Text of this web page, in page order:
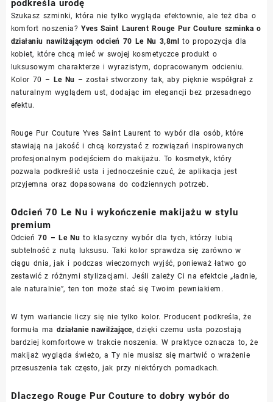
podkreśla urodę
Szukasz szminki, która nie tylko wygląda efektownie, ale też dba o
komfort noszenia?Yves Saint Laurent Rouge Pur Couture szminka o
działaniu nawilżającym odcień 70 Le Nu 3,8ml to propozycja dla
kobiet, które chcą mieć w swojej kosmetyczce produkt o
luksusowym charakterze i wyrazistym, dopracowanym odcieniu.
Kolor 70 – Le Nu – został stworzony tak, aby pięknie współgrał z
naturalnym wyglądem ust, dodając im elegancji bez przesadnego
efektu.
Rouge Pur Couture Yves Saint Laurent to wybór dla osób, które
stawiają na jakość i chcą korzystać z rozwiązań inspirowanych
profesjonalnym podejściem do makijażu. To kosmetyk, który
pozwala podkreślić usta i jednocześnie czuć, że aplikacja jest
przyjemna oraz dopasowana do codziennych potrzeb.
Odcień 70 Le Nu i wykończenie makijażu w stylu
premium
Odcień70 – Le Nu to klasyczny wybór dla tych, którzy lubią
subtelność z nutą luksusu. Taki kolor sprawdza się zarówno w
ciągu dnia, jak i podczas wieczornych wyjść, ponieważ łatwo go
zestawić z różnymi stylizacjami. Jeśli zależy Ci na efektcie „ładnie,
ale naturalnie”, ten ton może stać się Twoim pewniakiem.
W tym wariancie liczy się nie tylko kolor. Producent podkreśla, że
formuła ma działanie nawilżające, dzięki czemu usta pozostają
bardziej komfortowe w trakcie noszenia. W praktyce oznacza to, że
makijaż wygląda świeżo, a Ty nie musisz się martwić o wrażenie
przesuszenia tak często, jak przy niektórych pomadkach.
Dlaczego Rouge Pur Couture to dobry wybór do